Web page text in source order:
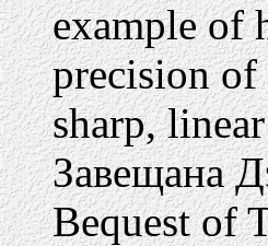
example of
precision of
sharp,
Завещана
Bequest of